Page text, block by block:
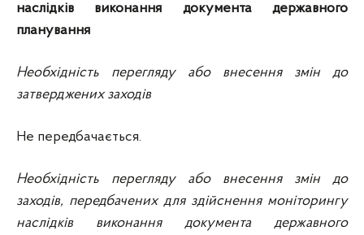
наслідків виконання документа державного
планування
Необхідність перегляду або внесення змін до
затверджених заходів
Не передбачається.
Необхідність перегляду або внесення змін до
заходів, передбачених для здійснення моніторингу
наслідків виконання документа державного